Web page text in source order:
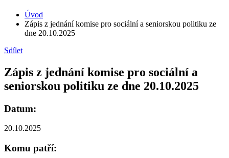
Úvod
Zápis z jednání komise pro sociální a seniorskou politiku ze
dne 20.10.2025
Sdílet
Zápis z jednání komise pro sociální a
seniorskou politiku ze dne 20.10.2025
Datum:
20.10.2025
Komu patří: